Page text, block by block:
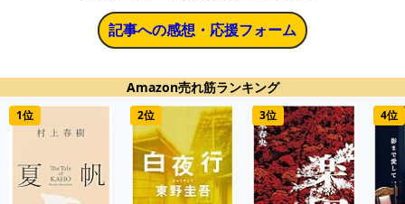
記事への感想・応援フォーム
Amazon売れ筋ランキング
1位 2位 3位 4位